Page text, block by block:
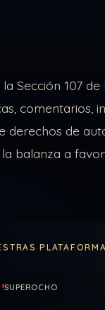
Sección 107
comentarios,
derechos de
balanza a
SUPEROCHO